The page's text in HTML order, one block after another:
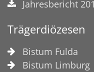
Jahresbericht
Trägerdiözesen
Bistum Fulda
Bistum Limburg